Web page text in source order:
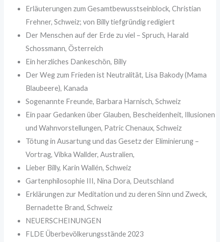
Erläuterungen zum Gesamtbewusstseinblock, Christian
Frehner, Schweiz; von Billy tiefgründig redigiert
Der Menschen auf der Erde zu viel – Spruch, Harald
Schossmann, Österreich
Ein herzliches Dankeschön, Billy
Der Weg zum Frieden ist Neutralität, Lisa Bakody (Mama
Blaubeere), Kanada
Sogenannte Freunde, Barbara Harnisch, Schweiz
Ein paar Gedanken über Glauben, Bescheidenheit, Illusionen
und Wahnvorstellungen, Patric Chenaux, Schweiz
Tötung in Ausartung und das Gesetz der Eliminierung –
Vortrag, Vibka Wallder, Australien,
Lieber Billy, Karin Wallén, Schweiz
Gartenphilosophie III, Nina Dora, Deutschland
Erklärungen zur Meditation und zu deren Sinn und Zweck,
Bernadette Brand, Schweiz
NEUERSCHEINUNGEN ⁠
FLDE Überbevölkerungsstände 2023